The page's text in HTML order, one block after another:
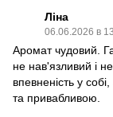
Ліна
06.06.2026 в
Аромат чудовий.
не нав'язливий і
впевненість у
та привабливою.